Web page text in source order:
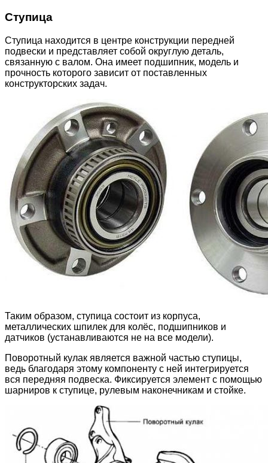
Ступица
Ступица находится в центре конструкции передней
подвески и представляет собой округлую деталь,
связанную с валом. Она имеет подшипник, модель и
прочность которого зависит от поставленных
конструкторских задач.
Таким образом, ступица состоит из корпуса,
металлических шпилек для колёс, подшипников и
датчиков (устанавливаются не на все модели).
Поворотный кулак является важной частью ступицы,
ведь благодаря этому компоненту с ней интегрируется
вся передняя подвеска. Фиксируется элемент с помощью
шарниров к ступице, рулевым наконечникам и стойке.